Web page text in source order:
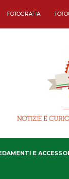
FOTOGRAFIA
E